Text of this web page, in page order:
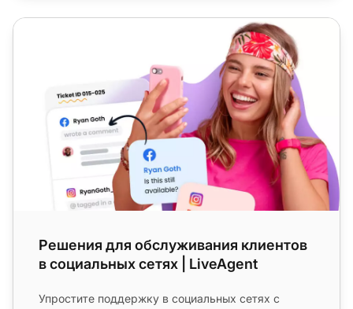
Решения для обслуживания клиентов в социальных
Решения для обслуживания клиентов
в социальных сетях | LiveAgent
Упростите поддержку в социальных сетях с